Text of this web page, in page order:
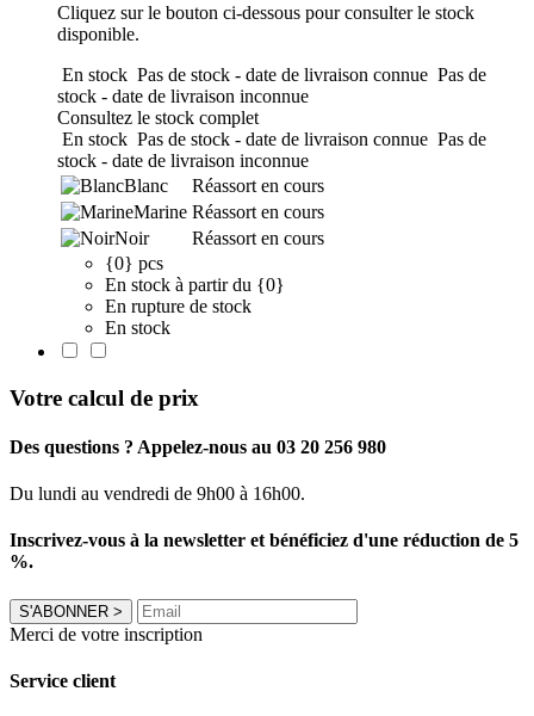
Cliquez sur le bouton ci-dessous pour consulter le stock
disponible.
En stock Pas de stock - date de livraison connue Pas de
stock - date de livraison inconnue
Consultez le stock complet
En stock Pas de stock - date de livraison connue Pas de
stock - date de livraison inconnue
Blanc
Réassort en cours
Marine Réassort en cours
Noir
Réassort en cours
{0} pcs
En stock à partir du {0}
En rupture de stock
En stock
Votre calcul de prix
Des questions ? Appelez-nous au 03 20 256 980
Du lundi au vendredi de 9h00 à 16h00.
Inscrivez-vous à la newsletter et bénéficiez d'une réduction de 5
%.
S'ABONNER >
Merci de votre inscription
Service client